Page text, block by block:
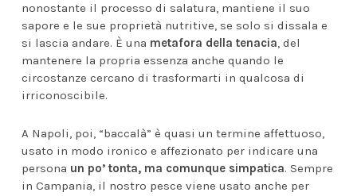
nonostante il processo di salatura, mantiene il suo
sapore e le sue proprietà nutritive, se solo si dissala e
si lascia andare. È una metafora della tenacia, del
mantenere la propria essenza anche quando le
circostanze cercano di trasformarti in qualcosa di
irriconoscibile.
A Napoli, poi, “baccalà” è quasi un termine affettuoso,
usato in modo ironico e affezionato per indicare una
persona un po’ tonta, ma comunque simpatica. Sempre
in Campania, il nostro pesce viene usato anche per